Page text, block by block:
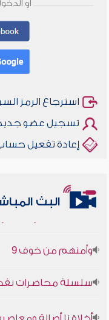
أو
استرجاع الرمز
تسجيل عضو
إعادة تفعيل
البث
أخلاقنا أصالة